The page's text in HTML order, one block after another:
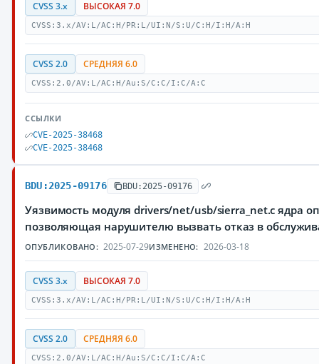
CVSS 3.x ВЫСОКАЯ 7.0
CVSS:3.x/AV:L/AC:H/PR:L/UI:N/S:U/C:H/I:H/A:H
CVSS 2.0 СРЕДНЯЯ 6.0
CVSS:2.0/AV:L/AC:H/Au:S/C:C/I:C/A:C
ССЫЛКИ
CVE-2025-38468
CVE-2025-38468
BDU:2025-09176 BDU:2025-09176
Уязвимость модуля drivers/net/usb/sierra_net.c ядра
позволяющая нарушителю вызвать отказ в
ОПУБЛИКОВАНО: 2025-07-29ИЗМЕНЕНО: 2026-03-18
CVSS 3.x ВЫСОКАЯ 7.0
CVSS:3.x/AV:L/AC:H/PR:L/UI:N/S:U/C:H/I:H/A:H
CVSS 2.0 СРЕДНЯЯ 6.0
CVSS:2.0/AV:L/AC:H/Au:S/C:C/I:C/A:C